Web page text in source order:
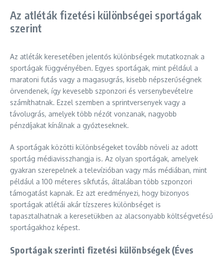
Az atléták fizetési különbségei sportágak
szerint
Az atléták keresetében jelentős különbségek mutatkoznak a
sportágak függvényében. Egyes sportágak, mint például a
maratoni futás vagy a magasugrás, kisebb népszerűségnek
örvendenek, így kevesebb szponzori és versenybevételre
számíthatnak. Ezzel szemben a sprintversenyek vagy a
távolugrás, amelyek több nézőt vonzanak, nagyobb
pénzdíjakat kínálnak a győzteseknek.
A sportágak közötti különbségeket tovább növeli az adott
sportág médiavisszhangja is. Az olyan sportágak, amelyek
gyakran szerepelnek a televízióban vagy más médiában, mint
például a 100 méteres síkfutás, általában több szponzori
támogatást kapnak. Ez azt eredményezi, hogy bizonyos
sportágak atlétái akár tízszeres különbséget is
tapasztalhatnak a keresetükben az alacsonyabb költségvetésű
sportágakhoz képest.
Sportágak szerinti fizetési különbségek (Éves